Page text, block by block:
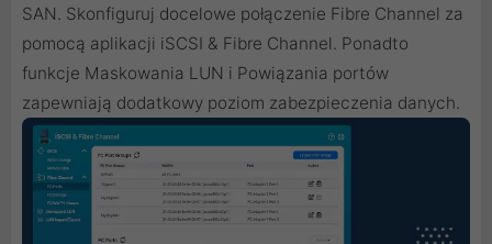
SAN. Skonfiguruj docelowe połączenie Fibre Channel za
pomocą aplikacji iSCSI & Fibre Channel. Ponadto
funkcje Maskowania LUN i Powiązania portów
zapewniają dodatkowy poziom zabezpieczenia danych.